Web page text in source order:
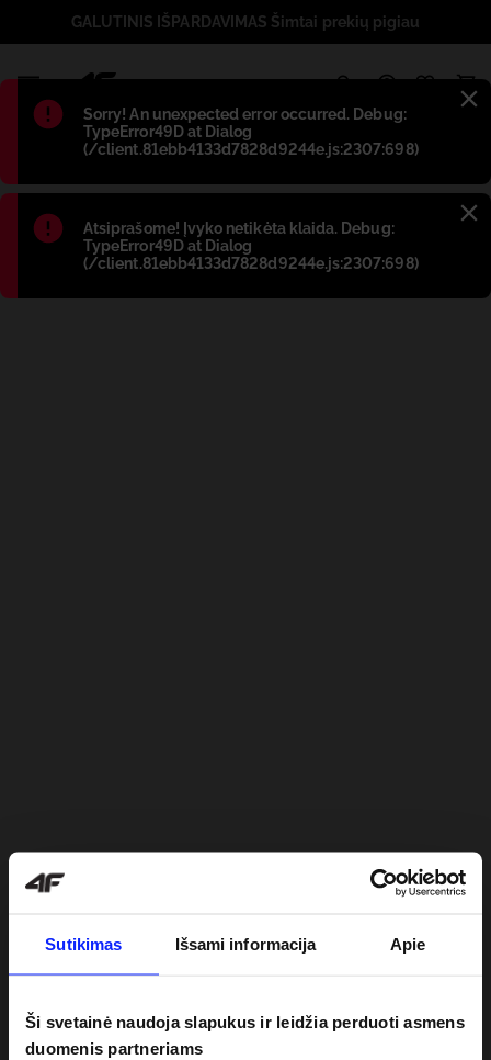
Sutikimas Išsami informacija Apie
Ši svetainė naudoja slapukus ir leidžia perduoti asmens
duomenis partneriams
Błąd:
Sorry! An unexpected error occurred. Debug:
TypeError49D at Dialog
(/client.81ebb4133d7828d9244e.js:2307:698)
Błąd:
Atsiprašome! Įvyko netikėta klaida. Debug:
TypeError49D at Dialog
(/client.81ebb4133d7828d9244e.js:2307:698)
GALUTINIS IŠPARDAVIMAS Šimtai prekių pigiau